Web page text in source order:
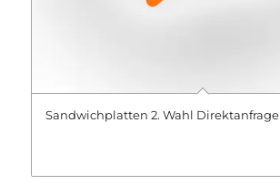
Sandwichplatten 2. Wahl Direktanfrage